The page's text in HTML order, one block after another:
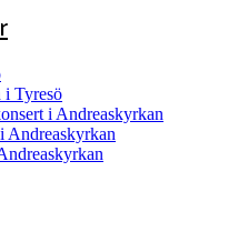
i Tyresö
i Andreaskyrkan
Andreaskyrkan